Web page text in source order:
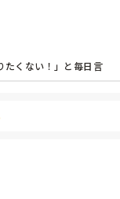
たくない！」と毎日言
るので「そうだよね